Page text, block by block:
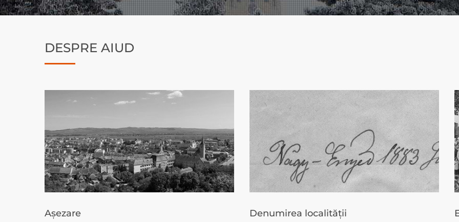
DESPRE AIUD
Denumirea localității Evenimente istorice